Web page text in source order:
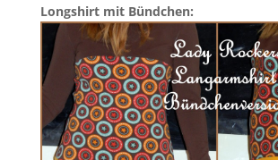
Longshirt mit Bündchen: